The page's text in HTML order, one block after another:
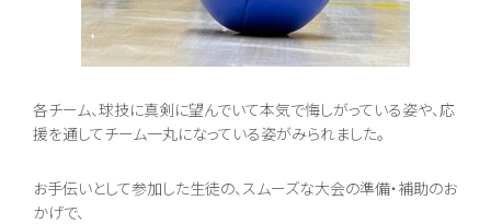
各チーム、球技に真剣に望んでいて本気で悔しがっている姿や、応
援を通してチーム一丸になっている姿がみられました。
お手伝いとして参加した生徒の、スムーズな大会の準備・補助のお
かげで、